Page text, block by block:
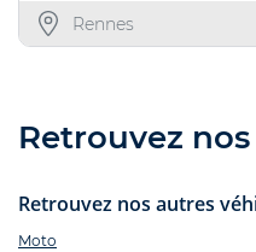
Rennes
Retrouvez
Retrouvez nos autres
Moto